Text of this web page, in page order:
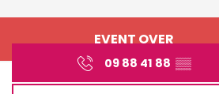
EVENT OVER
09 88 41 88 ▒▒